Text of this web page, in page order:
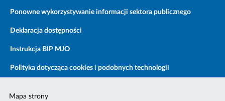
Ponowne wykorzystywanie informacji sektora publicznego
Deklaracja dostępności
Instrukcja BIP MJO
Polityka dotycząca cookies i podobnych technologii
Mapa strony